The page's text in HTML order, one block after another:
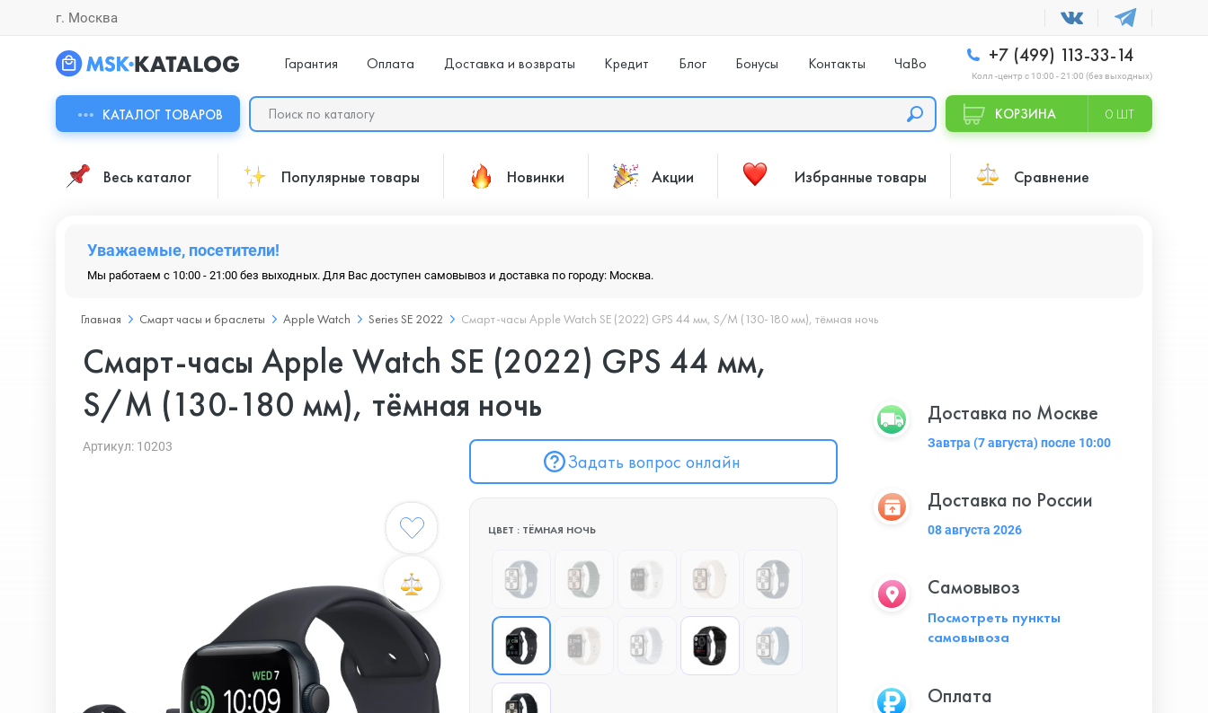
г. Москва
Гарантия Оплата Доставка и возвраты Кредит Блог Бонусы Контакты ЧаВо +7 (499) 113-33-14
Колл -центр с 10:00 - 21:00 (без выходных)
КАТАЛОГ ТОВАРОВ КОРЗИНА 0 ШТ
Весь каталог Популярные товары Новинки Акции Избранные товары Сравнение
Уважаемые, посетители!
Мы работаем с 10:00 - 21:00 без выходных. Для Вас доступен самовывоз и доставка по городу: Москва.
Главная Смарт часы и браслеты Apple Watch Series SE 2022 Смарт-часы Apple Watch SE (2022) GPS 44 мм, S/M (130-180 мм), тёмная ночь
Смарт-часы Apple Watch SE (2022) GPS 44 мм,
S/M (130-180 мм), тёмная ночь
Артикул: 10203
Задать вопрос онлайн
ЦВЕТ : ТЁМНАЯ НОЧЬ
Доставка по Москве
Завтра (7 августа) после 10:00
Доставка по России
08 августа 2026
Самовывоз
Посмотреть пункты
самовывоза
Оплата